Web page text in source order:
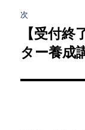
ゲ
ー
シ
稿:
次
の
稿:
【受付
ター養成